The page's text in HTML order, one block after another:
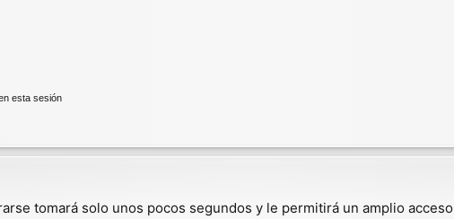
esta sesión
tomará solo unos pocos segundos y le permitirá un amplio